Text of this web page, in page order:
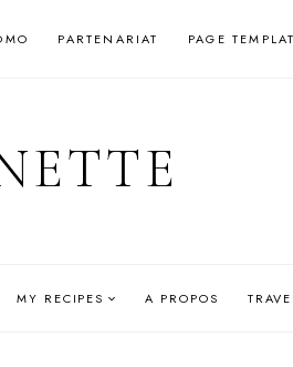
PARTENARIAT PAGE
MY RECIPES A PROPOS